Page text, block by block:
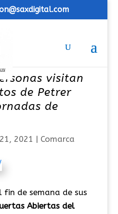
visitan
de Petrer
de
2021 | Comarca
fin de semana de sus
Abiertas del